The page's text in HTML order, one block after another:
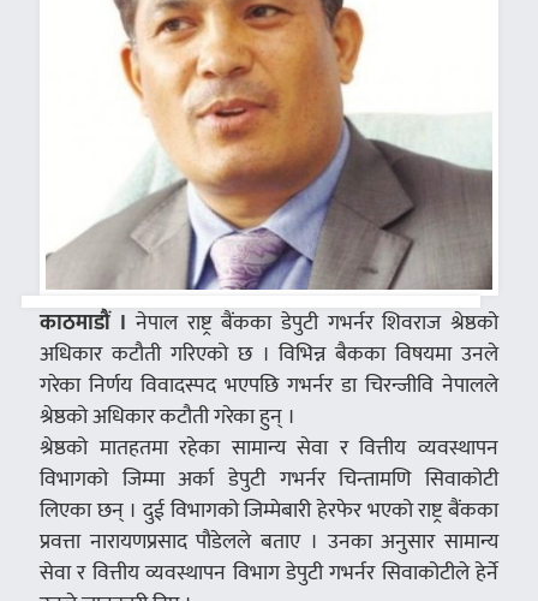
काठमाडौं । नेपाल राष्ट्र बैंकका डेपुटी गभर्नर शिवराज श्रेष्ठको
अधिकार कटौती गरिएको छ । विभिन्न बैकका विषयमा उनले
गरेका निर्णय विवादस्पद भएपछि गभर्नर डा चिरन्जीवि नेपालले
श्रेष्ठको अधिकार कटौती गरेका हुन् ।
श्रेष्ठको मातहतमा रहेका सामान्य सेवा र वित्तीय व्यवस्थापन
विभागको जिम्मा अर्का डेपुटी गभर्नर चिन्तामणि सिवाकोटी
लिएका छन् । दुई विभागको जिम्मेबारी हेरफेर भएको राष्ट्र बैंकका
प्रवत्ता नारायणप्रसाद पौडेलले बताए । उनका अनुसार सामान्य
सेवा र वित्तीय व्यवस्थापन विभाग डेपुटी गभर्नर सिवाकोटीले हेर्ने